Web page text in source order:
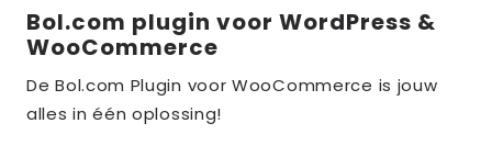
Lees
meer
over
the_title;
Bol.com plugin voor WordPress &
WooCommerce
De Bol.com Plugin voor WooCommerce is jouw
alles in één oplossing!